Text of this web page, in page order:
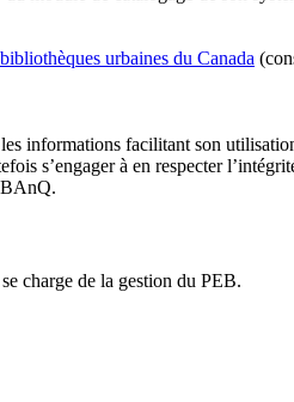
urbaines du Canada
informations facilitant son
s’engager à en respecter
BAnQ.
charge de la gestion du PEB.